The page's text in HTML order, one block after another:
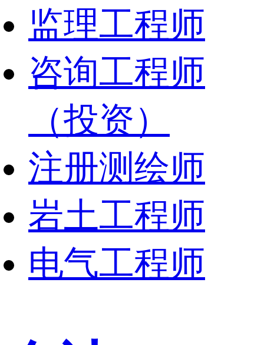
监理工程师
咨询工程师
（投资）
注册测绘师
岩土工程师
电气工程师